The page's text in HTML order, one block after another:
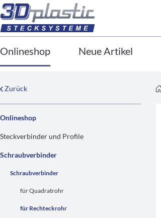
Onlineshop Neue Artikel
Zurück
Onlineshop
Steckverbinder und Profile
Schraubverbinder
Schraubverbinder
für Quadratrohr
für Rechteckrohr